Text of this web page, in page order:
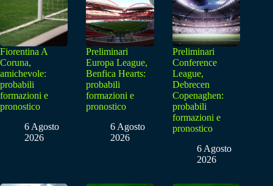
Fiorentina A
Coruna,
amichevole:
probabili
formazioni e
pronostico
6 Agosto
2026
Preliminari
Europa League,
Benfica Hearts:
probabili
formazioni e
pronostico
6 Agosto
2026
Preliminari
Conference
League,
Debrecen
Copenaghen:
probabili
formazioni e
pronostico
6 Agosto
2026